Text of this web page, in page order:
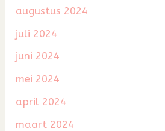
augustus 2024
juli 2024
juni 2024
mei 2024
april 2024
maart 2024